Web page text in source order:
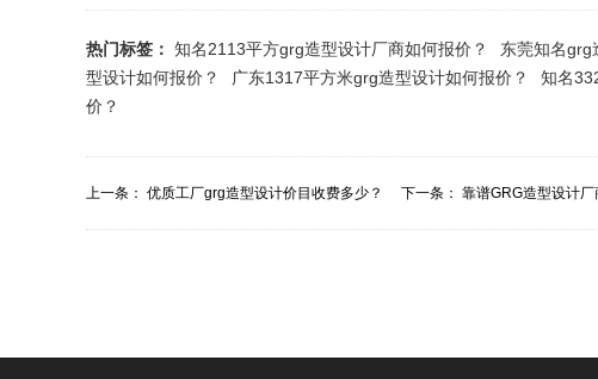
热门标签： 知名2113平方grg造型设计厂商如何报价？ 东莞知名grg
型设计如何报价？
广东1317平方米grg造型设计如何报价？
知名
价？
上一条： 优质工厂grg造型设计价目收费多少？ 下一条： 靠谱GRG造型设计